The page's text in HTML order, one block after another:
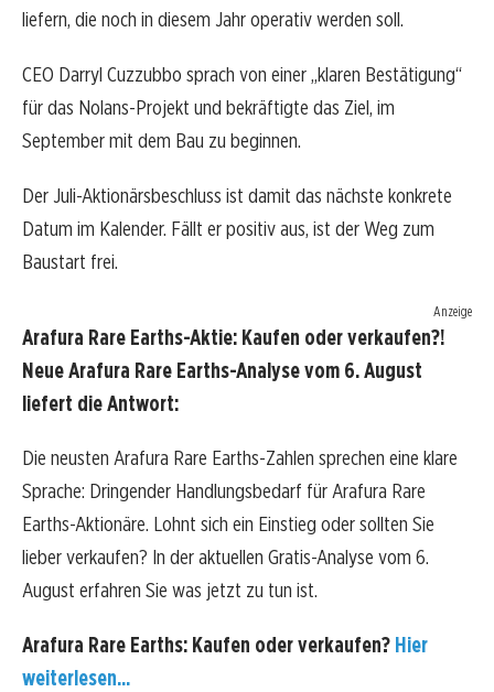
liefern, die noch in diesem Jahr operativ werden soll.
CEO Darryl Cuzzubbo sprach von einer „klaren Bestätigung“
für das Nolans-Projekt und bekräftigte das Ziel, im
September mit dem Bau zu beginnen.
Der Juli-Aktionärsbeschluss ist damit das nächste konkrete
Datum im Kalender. Fällt er positiv aus, ist der Weg zum
Baustart frei.
Anzeige
Arafura Rare Earths-Aktie: Kaufen oder verkaufen?!
Neue Arafura Rare Earths-Analyse vom 6. August
liefert die Antwort:
Die neusten Arafura Rare Earths-Zahlen sprechen eine klare
Sprache: Dringender Handlungsbedarf für Arafura Rare
Earths-Aktionäre. Lohnt sich ein Einstieg oder sollten Sie
lieber verkaufen? In der aktuellen Gratis-Analyse vom 6.
August erfahren Sie was jetzt zu tun ist.
Arafura Rare Earths: Kaufen oder verkaufen? Hier
weiterlesen...